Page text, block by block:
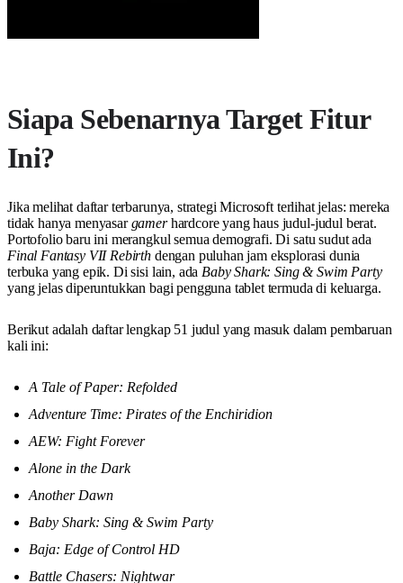
Siapa Sebenarnya Target Fitur
Ini?
Jika melihat daftar terbarunya, strategi Microsoft terlihat jelas: mereka
tidak hanya menyasargamerhardcore yang haus judul-judul berat.
Portofolio baru ini merangkul semua demografi. Di satu sudut ada
Final Fantasy VII Rebirth dengan puluhan jam eksplorasi dunia
terbuka yang epik. Di sisi lain, ada Baby Shark: Sing & Swim Party
yang jelas diperuntukkan bagi pengguna tablet termuda di keluarga.
Berikut adalah daftar lengkap 51 judul yang masuk dalam pembaruan
kali ini:
A Tale of Paper: Refolded
Adventure Time: Pirates of the Enchiridion
AEW: Fight Forever
Alone in the Dark
Another Dawn
Baby Shark: Sing & Swim Party
Baja: Edge of Control HD
Battle Chasers: Nightwar